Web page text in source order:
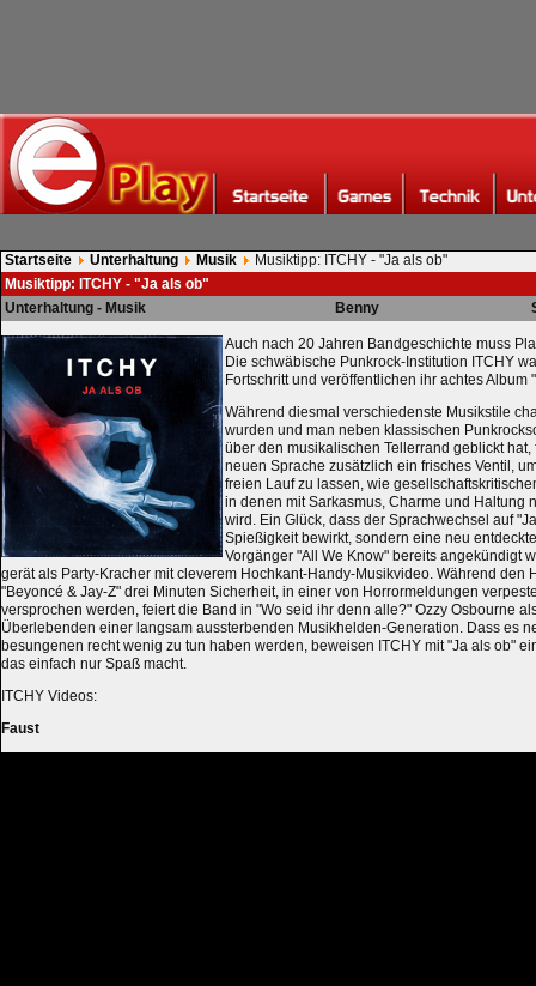
Startseite Unterhaltung Musik
Musiktipp: ITCHY - "Ja als ob"
Musiktipp: ITCHY - "Ja als ob"
Unterhaltung - Musik
Benny
Auch nach 20 Jahren Bandgeschichte muss
Die schwäbische Punkrock-Institution ITCHY
Fortschritt und veröffentlichen ihr achtes Album
Während diesmal verschiedenste Musikstile
wurden und man neben klassischen
über den musikalischen Tellerrand geblickt
neuen Sprache zusätzlich ein frisches Ventil,
freien Lauf zu lassen, wie
in denen mit Sarkasmus, Charme und Haltung
wird. Ein Glück, dass der Sprachwechsel auf
Spießigkeit bewirkt, sondern eine neu
Vorgänger "All We Know" bereits angekündigt
gerät als Party-Kracher mit cleverem Hochkant-Handy-Musikvideo. Während den
"Beyoncé & Jay-Z" drei Minuten Sicherheit, in einer von Horrormeldungen
versprochen werden, feiert die Band in "Wo seid ihr denn alle?" Ozzy Osbourne
Überlebenden einer langsam aussterbenden Musikhelden-Generation. Dass es
besungenen recht wenig zu tun haben werden, beweisen ITCHY mit "Ja als ob"
das einfach nur Spaß macht.
ITCHY Videos:
Faust